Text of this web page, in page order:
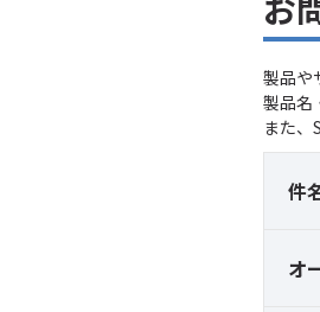
製品や
製品名
また、
件
オ